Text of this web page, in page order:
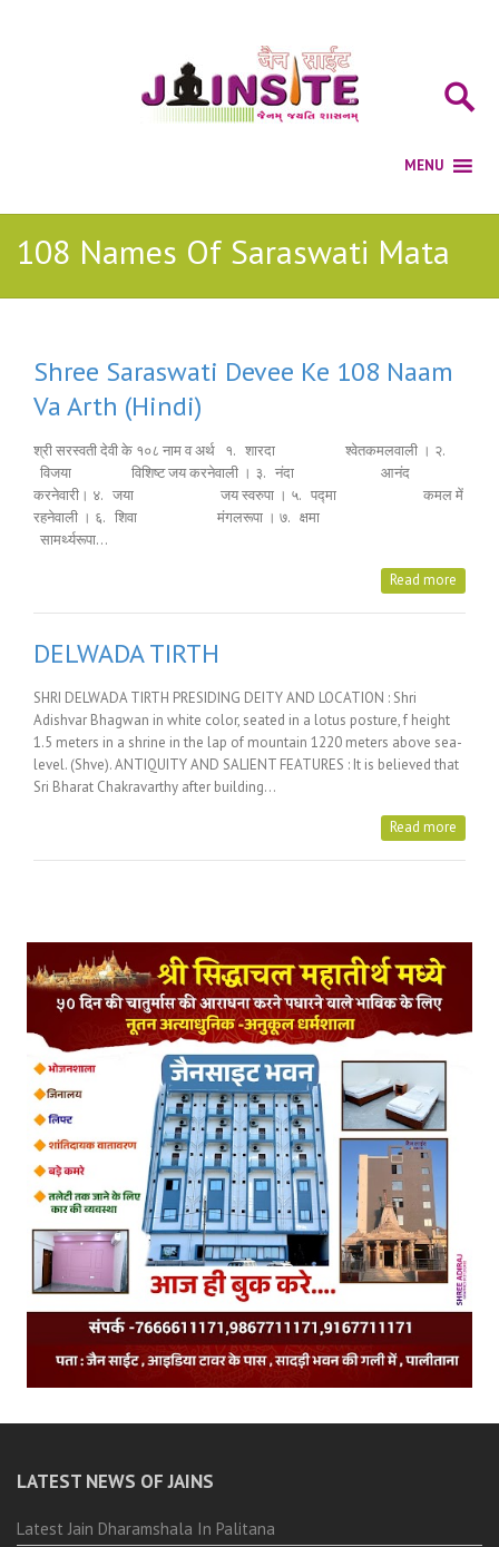
108 Names Of Saraswati Mata
Shree Saraswati Devee Ke 108 Naam
Va Arth (Hindi)
श्री सरस्वती देवी के १०८ नाम व अर्थ १. शारदा श्वेतकमलवाली । २.
विजया विशिष्ट जय करनेवाली । ३. नंदा आनंद
करनेवारी। ४. जया जय स्वरुपा । ५. पद्मा कमल में
रहनेवाली । ६. शिवा मंगलरूपा । ७. क्षमा
सामर्थ्यरूपा…
Read more
DELWADA TIRTH
SHRI DELWADA TIRTH PRESIDING DEITY AND LOCATION : Shri
Adishvar Bhagwan in white color, seated in a lotus posture, f height
1.5 meters in a shrine in the lap of mountain 1220 meters above sea-
level. (Shve). ANTIQUITY AND SALIENT FEATURES : It is believed that
Sri Bharat Chakravarthy after building…
Read more
LATEST NEWS OF JAINS
Latest Jain Dharamshala In Palitana